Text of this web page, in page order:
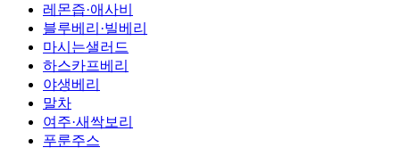
레몬즙·애사비
블루베리·빌베리
마시는샐러드
하스카프베리
야생베리
말차
여주·새싹보리
푸룬주스